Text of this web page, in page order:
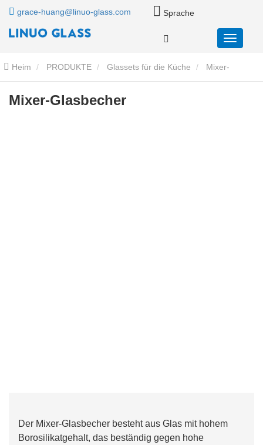
grace-huang@linuo-glass.com Sprache
Heim PRODUKTE Glassets für die Küche Mixer-
Behälter aus Glas Mixer-Glasbecher
Mixer-Glasbecher
Der Mixer-Glasbecher besteht aus Glas mit hohem
Borosilikatgehalt, das beständig gegen hohe